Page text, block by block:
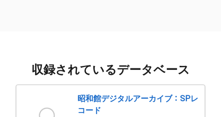
収録されているデータベース
昭和館デジタルアーカイブ ： SPレ
コード